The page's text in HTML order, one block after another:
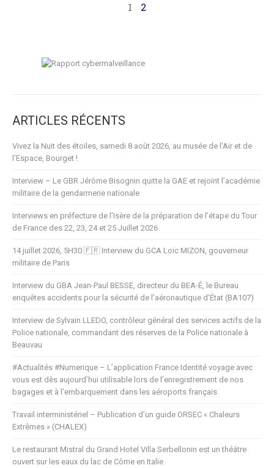
1 2
ARTICLES RÉCENTS
Vivez la Nuit des étoiles, samedi 8 août 2026, au musée de l’Air et de
l’Espace, Bourget !
Interview – Le GBR Jérôme Bisognin quitte la GAE et rejoint l’académie
militaire de la gendarmerie nationale
Interviews en préfecture de l’Isère de la préparation de l’étape du Tour
de France des 22, 23, 24 et 25 Juillet 2026
14 juillet 2026, 5H30 🇫🇷 Interview du GCA Loïc MIZON, gouverneur
militaire de Paris
Interview du GBA Jean-Paul BESSE, directeur du BEA-É, le Bureau
enquêtes accidents pour la sécurité de l’aéronautique d’État (BA107)
Interview de Sylvain LLEDO, contrôleur général des services actifs de la
Police nationale, commandant des réserves de la Police nationale à
Beauvau
#Actualités #Numerique – L’application France Identité voyage avec
vous est dès aujourd’hui utilisable lors de l’enregistrement de nos
bagages et à l’embarquement dans les aéroports français
Travail interministériel – Publication d’un guide ORSEC « Chaleurs
Extrêmes » (CHALEX)
Le restaurant Mistral du Grand Hotel Villa Serbellonin est un théâtre
ouvert sur les eaux du lac de Côme en Italie